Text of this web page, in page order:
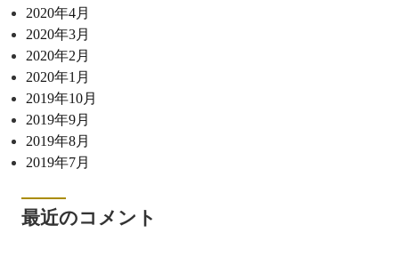
2020年4月
2020年3月
2020年2月
2020年1月
2019年10月
2019年9月
2019年8月
2019年7月
最近のコメント